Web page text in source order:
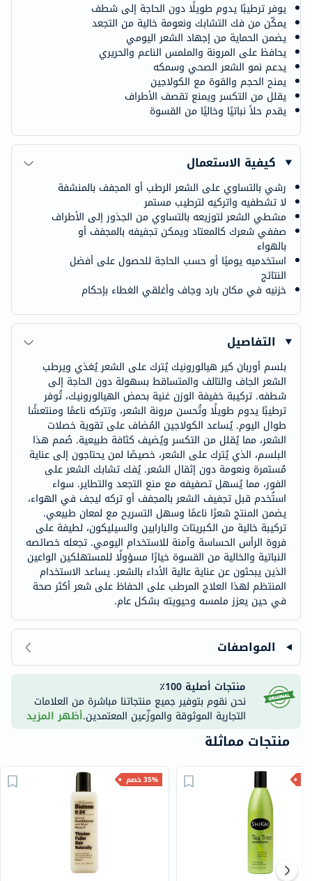
يوفر ترطيبًا يدوم طويلًا دون الحاجة إلى شطف
يمكّن من فك التشابك ونعومة خالية من التجعد
يضمن الحماية من إجهاد الشعر اليومي
يحافظ على المرونة والملمس الناعم والحريري
يدعم نمو الشعر الصحي وسمكه
يمنح الحجم والقوة مع الكولاجين
يقلل من التكسر ويمنع تقصف الأطراف
يقدم حلاً نباتيًا وخاليًا من القسوة
كيفية الاستعمال
رشي بالتساوي على الشعر الرطب أو المجفف بالمنشفة
لا تشطفيه واتركيه لترطيب مستمر
مشطي الشعر لتوزيعه بالتساوي من الجذور إلى الأطراف
صففي شعرك كالمعتاد ويمكن تجفيفه بالمجفف أو
بالهواء
استخدميه يوميًا أو حسب الحاجة للحصول على أفضل
النتائج
خزنيه في مكان بارد وجاف وأغلقي الغطاء بإحكام
التفاصيل
بلسم أوربان كير هيالورونيك يُترك على الشعر يُغذي ويرطب
الشعر الجاف والتالف والمتساقط بسهولة دون الحاجة إلى
شطفه. تركيبة خفيفة الوزن غنية بحمض الهيالورونيك، تُوفر
ترطيبًا يدوم طويلًا وتُحسن مرونة الشعر، وتتركه ناعمًا ومنتعشًا
طوال اليوم. يُساعد الكولاجين المُضاف على تقوية خصلات
الشعر، مما يُقلل من التكسر ويُضيف كثافة طبيعية. صُمم هذا
البلسم، الذي يُترك على الشعر، خصيصًا لمن يحتاجون إلى عناية
مُستمرة ونعومة دون إثقال الشعر. يُفك تشابك الشعر على
الفور، مما يُسهل تصفيفه مع منع التجعد والتطاير. سواء
استُخدم قبل تجفيف الشعر بالمجفف أو تركه ليجف في الهواء،
يضمن المنتج شعرًا ناعمًا وسهل التسريح مع لمعان طبيعي.
تركيبة خالية من الكبريتات والبارابين والسيليكون، لطيفة على
فروة الرأس الحساسة وآمنة للاستخدام اليومي. تجعله خصائصه
النباتية والخالية من القسوة خيارًا مسؤولًا للمستهلكين الواعين
الذين يبحثون عن عناية عالية الأداء بالشعر. يساعد الاستخدام
المنتظم لهذا العلاج المرطب على الحفاظ على شعر أكثر صحة
في حين يعزز ملمسه وحيويته بشكل عام.
المواصفات
منتجات أصلية 100٪
نحن نقوم بتوفير جميع منتجاتنا مباشرة من العلامات
التجارية الموثوقة والموزّعين المعتمدين.أظهر المزيد
منتجات مماثلة
35% خصم